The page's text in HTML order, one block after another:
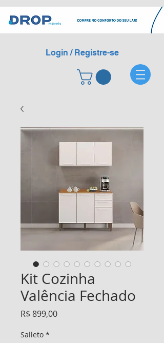
Login / Registre-se
Kit Cozinha
Valência Fechado
R$ 899,00Preço
Salleto *